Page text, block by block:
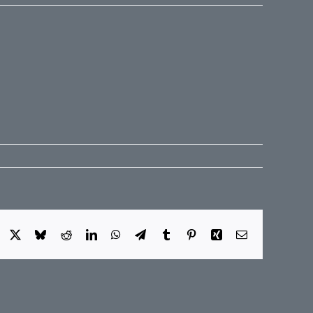
Facebook BlueskyRedditLinkedInWhatsApp
TelegramTumblr PinterestXing E-